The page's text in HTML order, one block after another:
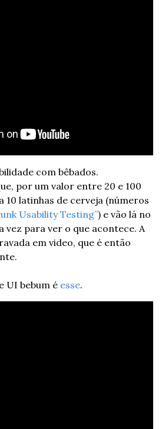
com bêbados.
por um valor entre 20 e 100
10 latinhas de cerveja (números
Usability Testing”) e vão lá no
vez para ver o que acontece. A
em video, que é então
UI bebum é esse.